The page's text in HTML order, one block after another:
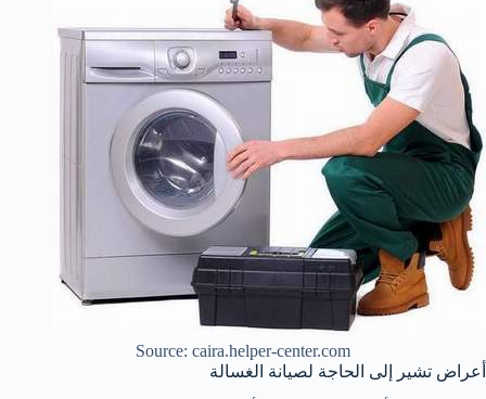
Source: caira.helper-center.com
أعراض تشير إلى الحاجة لصيانة الغسالة